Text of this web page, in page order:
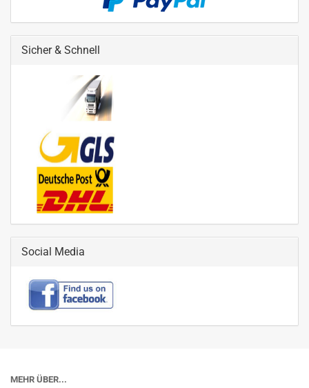
Sicher & Schnell
Social Media
MEHR ÜBER...